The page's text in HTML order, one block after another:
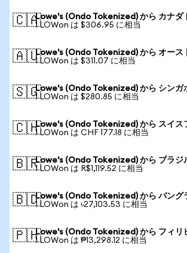
🇨🇦Lowe's (Ondo Tokenized) から カナダ
1 LOWon は $306.95 に相当
🇦🇺Lowe's (Ondo Tokenized) から オース
1 LOWon は $311.07 に相当
🇸🇬Lowe's (Ondo Tokenized) から シンガ
1 LOWon は $280.85 に相当
🇨🇭Lowe's (Ondo Tokenized) から スイス
1 LOWon は CHF 177.18 に相当
🇧🇷Lowe's (Ondo Tokenized) から ブラジ
1 LOWon は R$1,119.52 に相当
🇧🇩Lowe's (Ondo Tokenized) から バング
1 LOWon は ৳27,103.53 に相当
🇵🇭Lowe's (Ondo Tokenized) から フィリ
1 LOWon は ₱13,298.12 に相当